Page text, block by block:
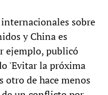
sobre
y China es
ejemplo, publicó
'Evitar la próxima
otro de hace menos